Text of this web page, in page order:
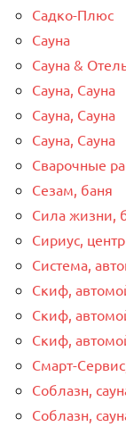
Садко-Плюс
Сауна
Сауна &
Сауна, Сауна
Сауна, Сауна
Сауна, Сауна
Сварочные
Сезам, баня
Сила жизни,
Сириус,
Система,
Скиф,
Скиф,
Скиф,
Смарт-
Соблазн,
Соблазн,